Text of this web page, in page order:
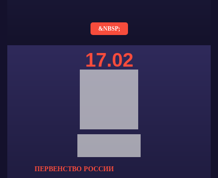
&NBSP;
17.02
ПЕРВЕНСТВО РОССИИ